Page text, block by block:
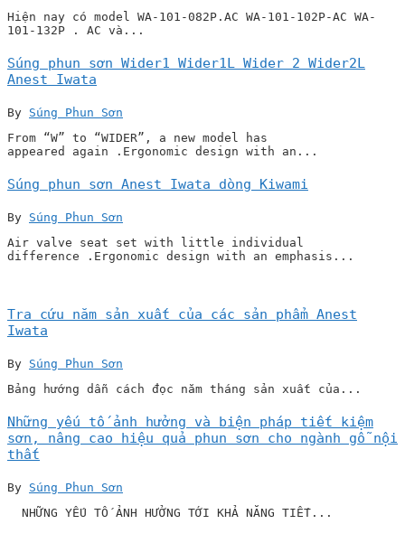
Hiện nay có model WA-101-082P.AC WA-101-102P-AC WA-
101-132P . AC và...
Súng phun sơn Wider1 Wider1L Wider 2 Wider2L
Anest Iwata
By Súng Phun Sơn
From “W” to “WIDER”, a new model has
appeared again .Ergonomic design with an...
Súng phun sơn Anest Iwata dòng Kiwami
By Súng Phun Sơn
Air valve seat set with little individual
difference .Ergonomic design with an emphasis...
Tra cứu năm sản xuất của các sản phẩm Anest
Iwata
By Súng Phun Sơn
Bảng hướng dẫn cách đọc năm tháng sản xuất của...
Những yếu tố ảnh hưởng và biện pháp tiết kiệm
sơn, nâng cao hiệu quả phun sơn cho ngành gỗ nội
thất
By Súng Phun Sơn
NHỮNG YẾU TỐ ẢNH HƯỞNG TỚI KHẢ NĂNG TIẾT...